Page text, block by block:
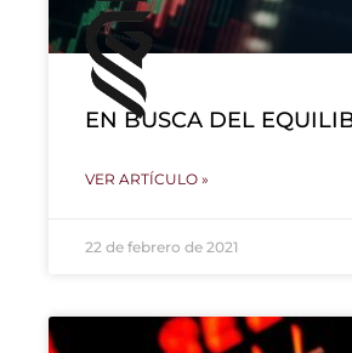
EN BUSCA DEL
VER ARTÍCULO »
22 de febrero de 2021